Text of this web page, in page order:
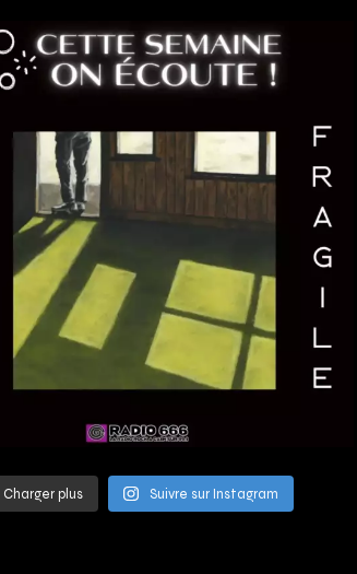
Charger plus Suivre sur Instagram